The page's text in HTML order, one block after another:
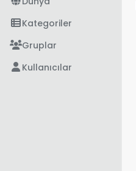
Kategoriler
Gruplar
Kullanıcılar